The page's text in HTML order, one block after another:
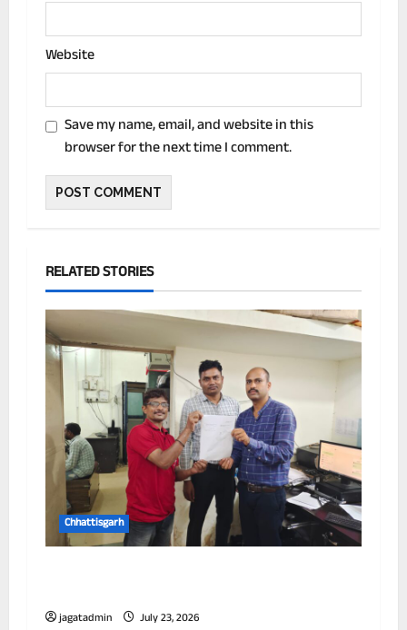
Website
Save my name, email, and website in this
browser for the next time I comment.
RELATED STORIES
Chhattisgarh
jagatadmin July 23, 2026